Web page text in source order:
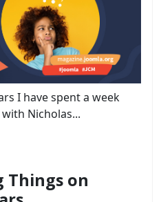
I have spent a week
Nicholas...
Things on